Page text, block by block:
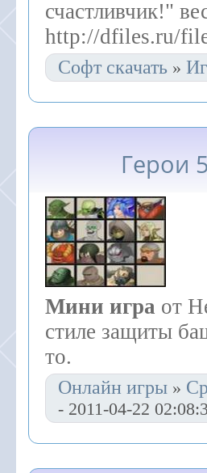
счастливчик!"
http://dfiles.ru/
Софт скачать »
Герои
Мини игра от
стиле защиты
то.
Онлайн игры »
- 2011-04-22